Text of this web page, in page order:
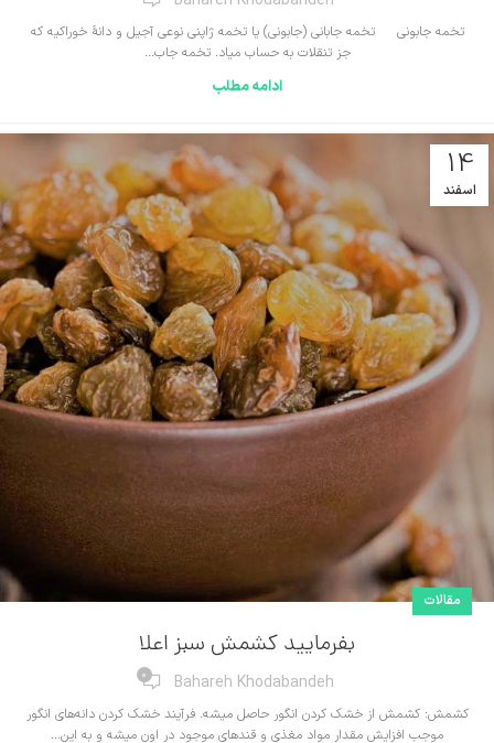
تخمه جابونی تخمه‌ جابانی (جابونی) یا تخمه‌ ژاپنی نوعی آجیل و دانهٔ خوراکیه که
جز تنقلات به حساب میاد. تخمه‌ جاب...
ادامه مطلب
14
اسفند
مقالات
بفرمایید کشمش سبز اعلا
Bahareh Khodabandeh
0
کشمش: کشمش از خشک کردن انگور حاصل میشه. فرآیند خشک کردن دانه‌های انگور
موجب افزایش مقدار مواد مغذی و قندهای موجود در اون میشه و به این...